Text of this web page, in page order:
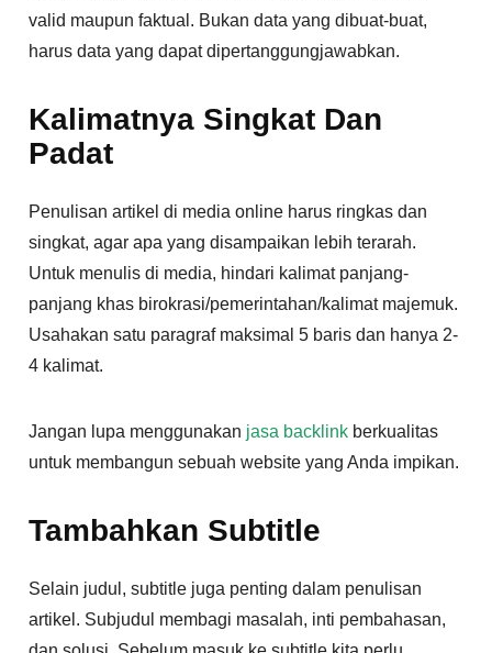
valid maupun faktual. Bukan data yang dibuat-buat,
harus data yang dapat dipertanggungjawabkan.
Kalimatnya Singkat Dan
Padat
Penulisan artikel di media online harus ringkas dan
singkat, agar apa yang disampaikan lebih terarah.
Untuk menulis di media, hindari kalimat panjang-
panjang khas birokrasi/pemerintahan/kalimat majemuk.
Usahakan satu paragraf maksimal 5 baris dan hanya 2-
4 kalimat.
Jangan lupa menggunakan jasa backlink berkualitas
untuk membangun sebuah website yang Anda impikan.
Tambahkan Subtitle
Selain judul, subtitle juga penting dalam penulisan
artikel. Subjudul membagi masalah, inti pembahasan,